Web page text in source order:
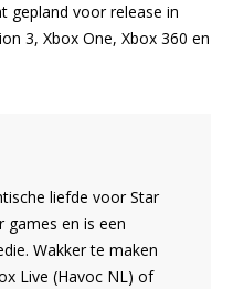
gepland voor release in
3, Xbox One, Xbox 360 en
liefde voor Star
games en is een
Wakker te maken
Live (Havoc NL) of